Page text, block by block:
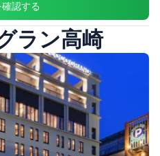
認する
ラン高崎